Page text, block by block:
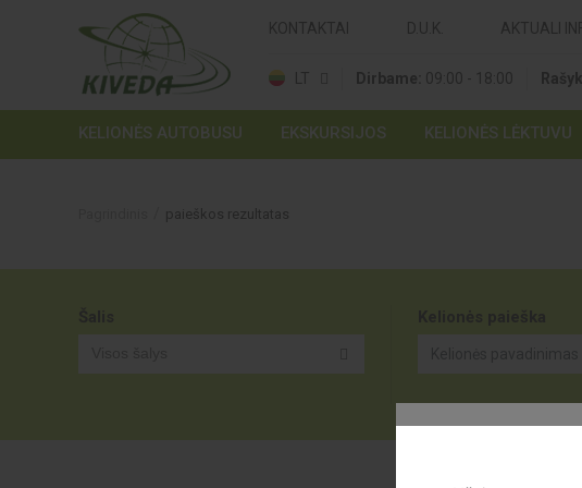
KONTAKTAI D.U.K. AKTUALI
LT Dirbame: 09:00 - 18:00
KELIONĖS AUTOBUSU EKSKURSIJOS KELIONĖS LĖKTUVU
paieškos rezultatas